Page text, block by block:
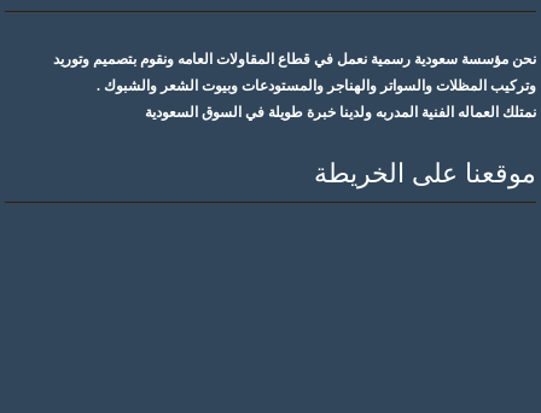
نحن مؤسسة سعودية رسمية نعمل في قطاع المقاولات العامه ونقوم بتصميم وتوريد
وتركيب المظلات والسواتر والهناجر والمستودعات وبيوت الشعر والشبوك .
نمتلك العماله الفنية المدربه ولدينا خبرة طويلة في السوق السعودية
موقعنا على الخريطة